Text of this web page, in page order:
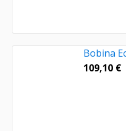
Bobina
109,10 €